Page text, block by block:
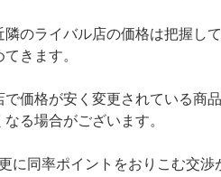
のライバル店の価格は把握し
きます。
価格が安く変更されている商
る場合がございます。
に同率ポイントをおりこむ交渉